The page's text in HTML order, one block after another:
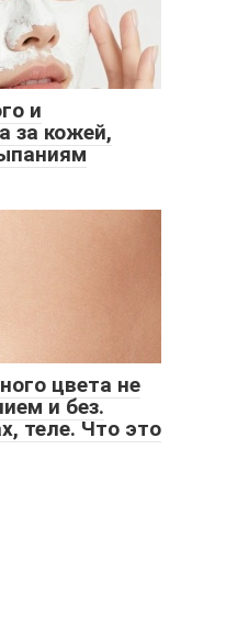
и
за кожей,
цвета не
и без.
теле. Что это